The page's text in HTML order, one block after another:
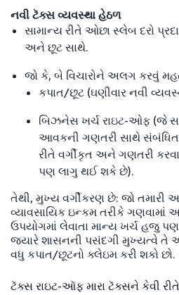
નવી ટૅક્સ વ્યવસ્થા હેઠળ
સામાન્ય રીતે ઓછા સ્લેબ દરો
અને છૂટ સાથે.
જો કે, બે વિચારોને અલગ કરવું
કપાત/છૂટ (ઘણીવાર નવી
બિઝનેસ ખર્ચ રાઇટ-ઓફ (જે
આવકની ગણતરી સાથે
રીતે વર્ગીકૃત અને ગણતરી
પણ લાગુ થઈ શકે છે).
તેથી, મુખ્ય વર્ગીકરણ છે: જો
વ્યાવસાયિક ઇન્કમ તરીકે ગણવામાં
ઉપયોગમાં લેવાતા માન્ય ખર્ચ હજુ
જ્યારે શાસનની પસંદગી મુખ્યત્વે તે
વધુ કપાત/છૂટનો ક્લેઇમ કરી શકો છો.
ટૅક્સ રાઇટ-ઑફ મારા ટૅક્સને કેવી